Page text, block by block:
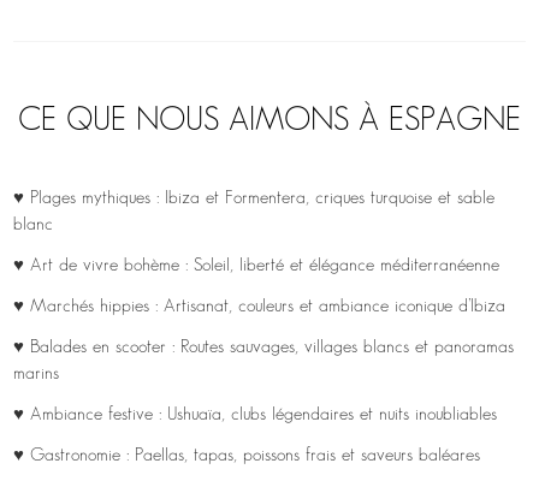
CE QUE NOUS AIMONS À ESPAGNE
♥ Plages mythiques : Ibiza et Formentera, criques turquoise et sable
blanc
♥ Art de vivre bohème : Soleil, liberté et élégance méditerranéenne
♥ Marchés hippies : Artisanat, couleurs et ambiance iconique d’Ibiza
♥ Balades en scooter : Routes sauvages, villages blancs et panoramas
marins
♥ Ambiance festive : Ushuaïa, clubs légendaires et nuits inoubliables
♥ Gastronomie : Paellas, tapas, poissons frais et saveurs baléares